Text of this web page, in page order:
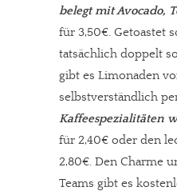
belegt mit Avocado,
für 3,50€. Getoastet
tatsächlich doppelt
gibt es Limonaden
selbstverständlich
Kaffeespezialitäten
für 2,40€ oder den
2,80€. Den Charme
Teams gibt es